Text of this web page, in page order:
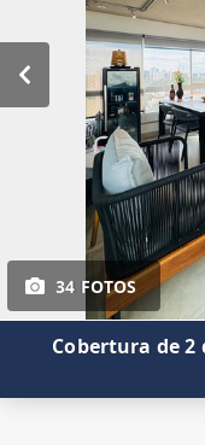
34 FOTOS
Cobertura de